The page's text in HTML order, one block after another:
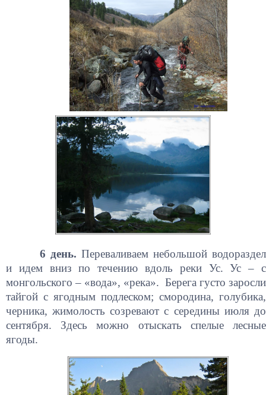
6 день. Переваливаем небольшой водораздел
и идем вниз по течению вдоль реки Ус. Ус – с
монгольского – «вода», «река». Берега густо заросли
тайгой с ягодным подлеском; смородина, голубика,
черника, жимолость созревают с середины июля до
сентября. Здесь можно отыскать спелые лесные
ягоды.